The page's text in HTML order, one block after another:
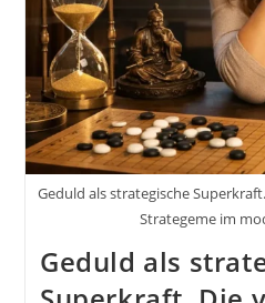
Geduld als strategische
Strategeme im
Geduld als